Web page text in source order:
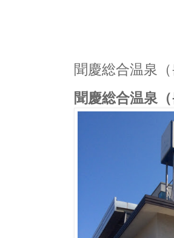
聞慶総合温泉（
聞慶総合温泉（